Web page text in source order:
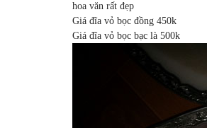
hoa văn rất đẹp
Giá đĩa vỏ bọc đồng 450k
Giá đĩa vỏ bọc bạc là 500k